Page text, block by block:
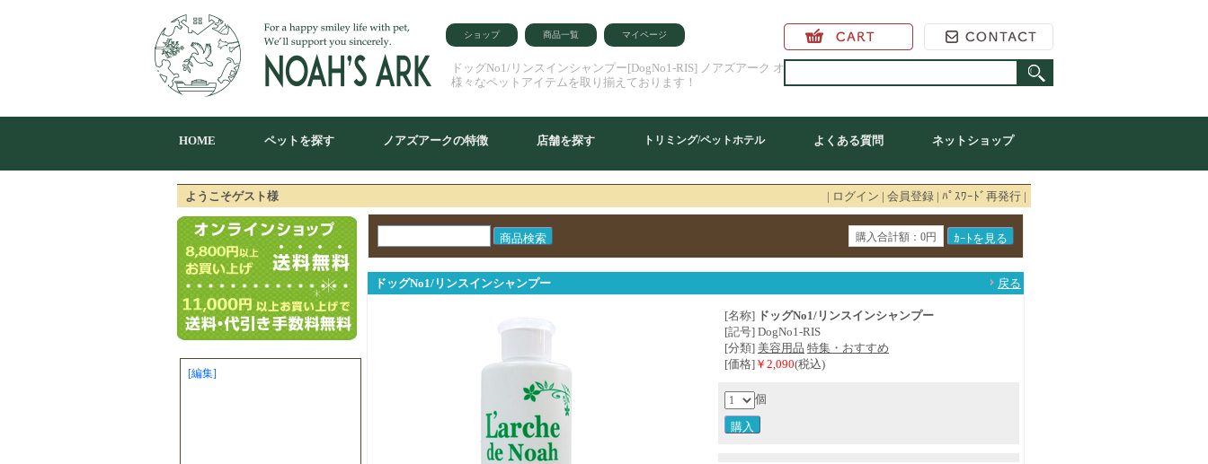
ショップ 商品一覧 マイページ
ドッグNo1/リンスインシャンプー[DogNo1-RIS] ノアズアーク オンラインショップ
様々なペットアイテムを取り揃えております！
HOME ペットを探す ノアズアークの特徴 店舗を探す トリミング/ペットホテル よくある質問 ネットショップ
ようこそゲスト様 | ログイン | 会員登録 | ﾊﾟｽﾜｰﾄﾞ再発行 |
購入合計額：0円
ドッグNo1/リンスインシャンプー 戻る
[名称] ドッグNo1/リンスインシャンプー
[記号] DogNo1-RIS
[分類] 美容用品 特集・おすすめ
[価格] ￥2,090(税込)
個